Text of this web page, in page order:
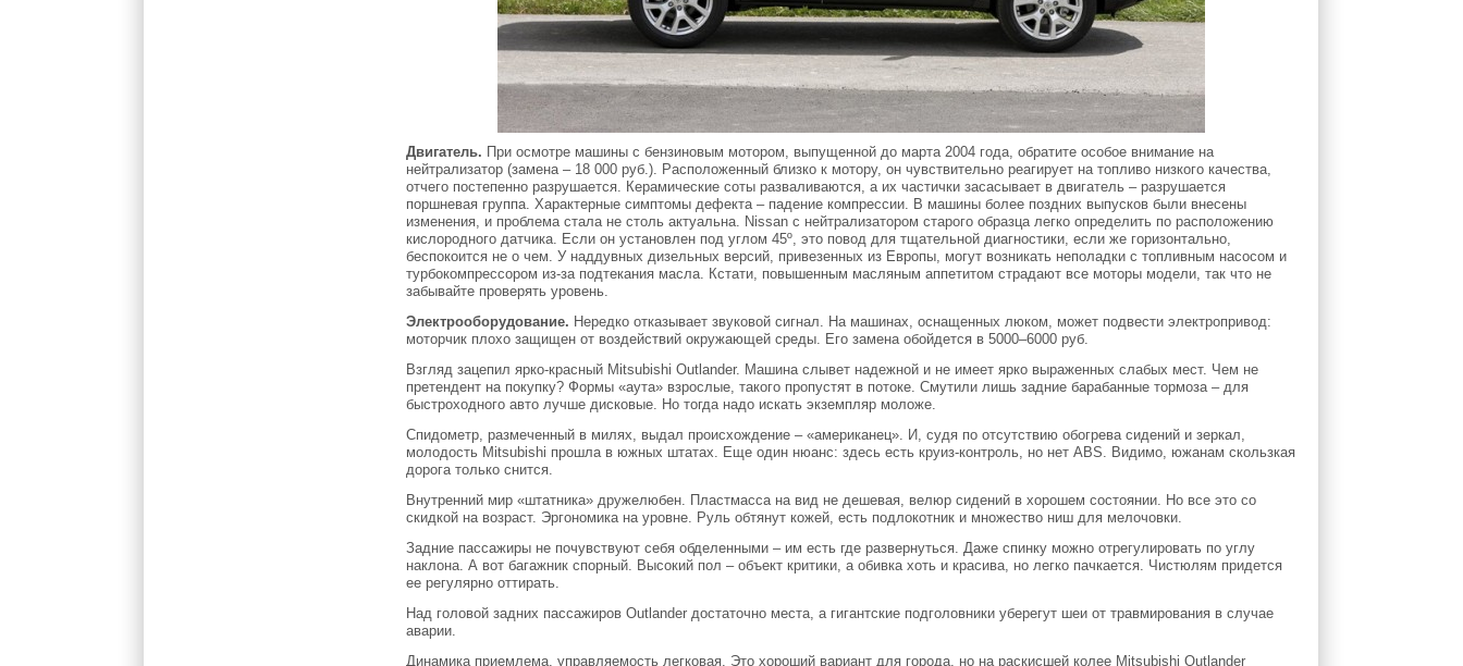
Двигатель. При осмотре машины с бензиновым мотором, выпущенной до марта 2004 года, обратите особое внимание на
нейтрализатор (замена – 18 000 руб.). Расположенный близко к мотору, он чувствительно реагирует на топливо низкого качества,
отчего постепенно разрушается. Керамические соты разваливаются, а их частички засасывает в двигатель – разрушается
поршневая группа. Характерные симптомы дефекта – падение компрессии. В машины более поздних выпусков были внесены
изменения, и проблема стала не столь актуальна. Nissan с нейтрализатором старого образца легко определить по расположению
кислородного датчика. Если он установлен под углом 45º, это повод для тщательной диагностики, если же горизонтально,
беспокоится не о чем. У наддувных дизельных версий, привезенных из Европы, могут возникать неполадки с топливным насосом и
турбокомпрессором из-за подтекания масла. Кстати, повышенным масляным аппетитом страдают все моторы модели, так что не
забывайте проверять уровень.
Электрооборудование. Нередко отказывает звуковой сигнал. На машинах, оснащенных люком, может подвести электропривод:
моторчик плохо защищен от воздействий окружающей среды. Его замена обойдется в 5000–6000 руб.
Взгляд зацепил ярко-красный Mitsubishi Outlander. Машина слывет надежной и не имеет ярко выраженных слабых мест. Чем не
претендент на покупку? Формы «аута» взрослые, такого пропустят в потоке. Смутили лишь задние барабанные тормоза – для
быстроходного авто лучше дисковые. Но тогда надо искать экземпляр моложе.
Спидометр, размеченный в милях, выдал происхождение – «американец». И, судя по отсутствию обогрева сидений и зеркал,
молодость Mitsubishi прошла в южных штатах. Еще один нюанс: здесь есть круиз-контроль, но нет ABS. Видимо, южанам скользкая
дорога только снится.
Внутренний мир «штатника» дружелюбен. Пластмасса на вид не дешевая, велюр сидений в хорошем состоянии. Но все это со
скидкой на возраст. Эргономика на уровне. Руль обтянут кожей, есть подлокотник и множество ниш для мелочовки.
Задние пассажиры не почувствуют себя обделенными – им есть где развернуться. Даже спинку можно отрегулировать по углу
наклона. А вот багажник спорный. Высокий пол – объект критики, а обивка хоть и красива, но легко пачкается. Чистюлям придется
ее регулярно оттирать.
Над головой задних пассажиров Outlander достаточно места, а гигантские подголовники уберегут шеи от травмирования в случае
аварии.
Динамика приемлема, управляемость легковая. Это хороший вариант для города, но на раскисшей колее Mitsubishi Outlander